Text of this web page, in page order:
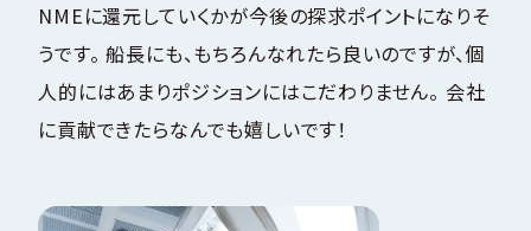
NMEに還元していくかが今後の探求ポイントになりそ
うです。 船長にも、もちろんなれたら良いのですが、個
人的にはあまりポジションにはこだわりません。 会社
に貢献できたらなんでも嬉しいです！